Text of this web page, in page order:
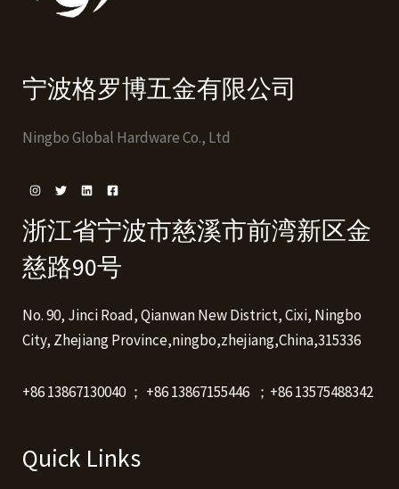
宁波格罗博五金有限公司
Ningbo Global Hardware Co., Ltd
浙江省宁波市慈溪市前湾新区金
慈路90号
No. 90, Jinci Road, Qianwan New District, Cixi, Ningbo
City, Zhejiang Province,ningbo,zhejiang,China,315336
+86 13867130040 ； +86 13867155446 ；+86 13575488342
Quick Links